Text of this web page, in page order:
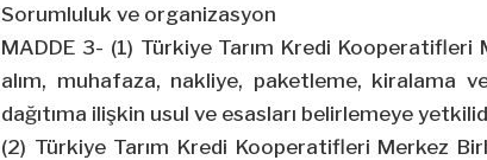
Sorumluluk ve organizasyon
MADDE 3- (1) Türkiye Tarım Kredi Kooperatifleri
alım, muhafaza, nakliye, paketleme, kiralama
dağıtıma ilişkin usul ve esasları belirlemeye
(2) Türkiye Tarım Kredi Kooperatifleri Merkez